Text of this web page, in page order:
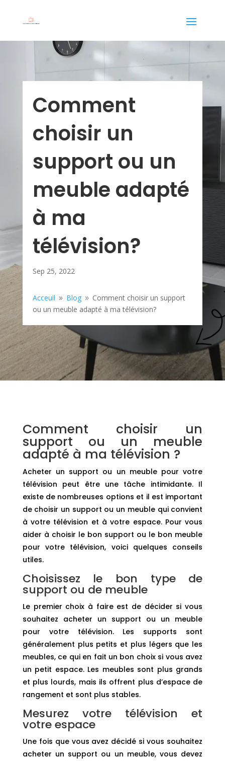
Comment
choisir un
support ou un
meuble adapté
à ma
télévision?
Sep 25, 2022
Acceuil 9 Blog 9 Comment choisir un support
ou un meuble adapté à ma télévision?
Comment choisir un
support ou un meuble
adapté à ma télévision ?
Acheter un support ou un meuble pour votre
télévision peut être une tâche intimidante. Il
existe de nombreuses options et il est important
de choisir un support ou un meuble qui convient
à votre télévision et à votre espace. Pour vous
aider à choisir le bon support ou le bon meuble
pour votre télévision, voici quelques conseils
utiles.
Choisissez le bon type de
support ou de meuble
Le premier choix à faire est de décider si vous
souhaitez acheter un support ou un meuble
pour votre télévision. Les supports sont
généralement plus petits et plus légers que les
meubles, ce qui en fait un bon choix si vous avez
un petit espace. Les meubles sont plus grands
et plus lourds, mais ils offrent plus d’espace de
rangement et sont plus stables.
Mesurez votre télévision et
votre espace
Une fois que vous avez décidé si vous souhaitez
acheter un support ou un meuble, vous devez